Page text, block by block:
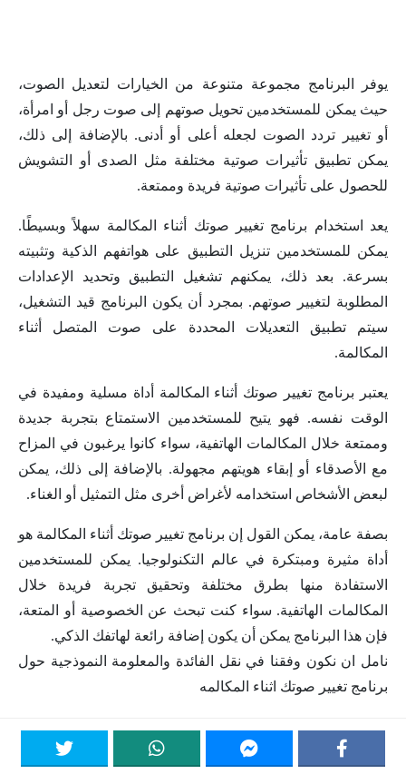
يوفر البرنامج مجموعة متنوعة من الخيارات لتعديل الصوت،
حيث يمكن للمستخدمين تحويل صوتهم إلى صوت رجل أو امرأة،
أو تغيير تردد الصوت لجعله أعلى أو أدنى. بالإضافة إلى ذلك،
يمكن تطبيق تأثيرات صوتية مختلفة مثل الصدى أو التشويش
للحصول على تأثيرات صوتية فريدة وممتعة.
يعد استخدام برنامج تغيير صوتك أثناء المكالمة سهلاً وبسيطًا.
يمكن للمستخدمين تنزيل التطبيق على هواتفهم الذكية وتثبيته
بسرعة. بعد ذلك، يمكنهم تشغيل التطبيق وتحديد الإعدادات
المطلوبة لتغيير صوتهم. بمجرد أن يكون البرنامج قيد التشغيل،
سيتم تطبيق التعديلات المحددة على صوت المتصل أثناء
المكالمة.
يعتبر برنامج تغيير صوتك أثناء المكالمة أداة مسلية ومفيدة في
الوقت نفسه. فهو يتيح للمستخدمين الاستمتاع بتجربة جديدة
وممتعة خلال المكالمات الهاتفية، سواء كانوا يرغبون في المزاح
مع الأصدقاء أو إبقاء هويتهم مجهولة. بالإضافة إلى ذلك، يمكن
لبعض الأشخاص استخدامه لأغراض أخرى مثل التمثيل أو الغناء.
بصفة عامة، يمكن القول إن برنامج تغيير صوتك أثناء المكالمة هو
أداة مثيرة ومبتكرة في عالم التكنولوجيا. يمكن للمستخدمين
الاستفادة منها بطرق مختلفة وتحقيق تجربة فريدة خلال
المكالمات الهاتفية. سواء كنت تبحث عن الخصوصية أو المتعة،
فإن هذا البرنامج يمكن أن يكون إضافة رائعة لهاتفك الذكي.
نامل ان نكون وفقنا في نقل الفائدة والمعلومة النموذجية حول
برنامج تغيير صوتك اثناء المكالمه